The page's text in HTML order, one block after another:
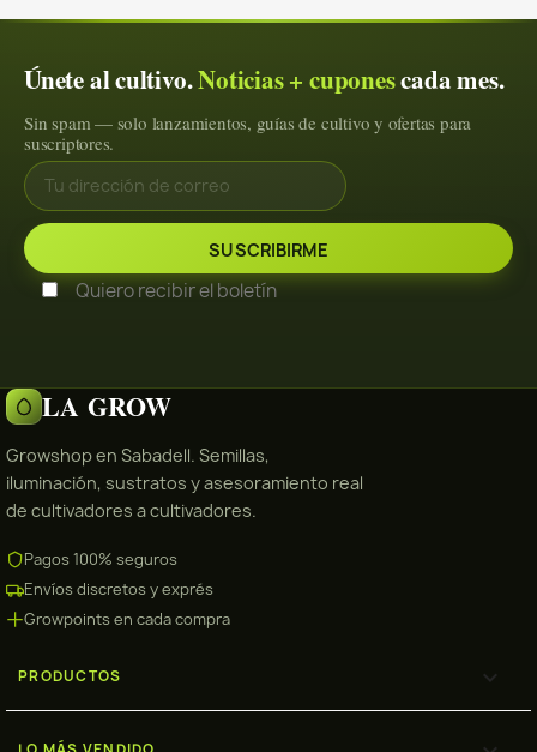
Únete al cultivo.Noticias + cuponescada mes.
Sin spam — solo lanzamientos, guías de cultivo y ofertas para
suscriptores.
Quiero recibir el boletín
LA GROW
Growshop en Sabadell. Semillas,
iluminación, sustratos y asesoramiento real
de cultivadores a cultivadores.
Pagos 100% seguros
Envíos discretos y exprés
Growpoints en cada compra
PRODUCTOS 